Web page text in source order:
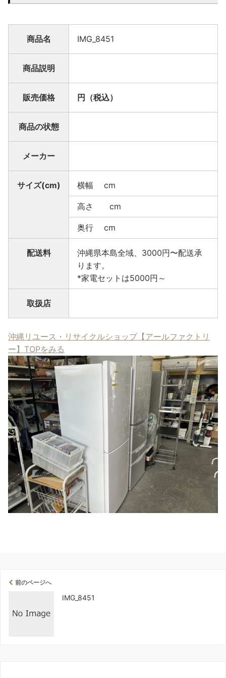
商品名 IMG_8451
商品説明
販売価格 円（税込）
商品の状態
メーカー
サイズ(cm) 横幅 cm
高さ cm
奥行 cm
配送料
沖縄県本島全域、3000円〜配送承
ります。
*家電セットは5000円～
取扱店
沖縄リユース・リサイクルショップ【アールファクトリ
ー】TOPをみる
前のページへ
IMG_8451